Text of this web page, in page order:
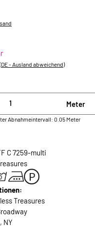
(DE - Ausland abweichend)
Meter
Abnahmeintervall: 0.05 Meter
C 7259-multi
Treasures
NY